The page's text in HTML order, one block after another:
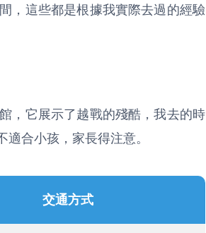
，這些都是根據我實際去過的經驗
，它展示了越戰的殘酷，我去的時
合小孩，家長得注意。
交通方式